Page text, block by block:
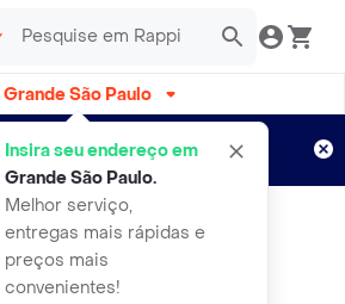
Grande São Paulo
Insira seu endereço em
Grande São Paulo.
Melhor serviço,
entregas mais rápidas e
preços mais
convenientes!
grátis por 15 dias!
Aplicam T&C